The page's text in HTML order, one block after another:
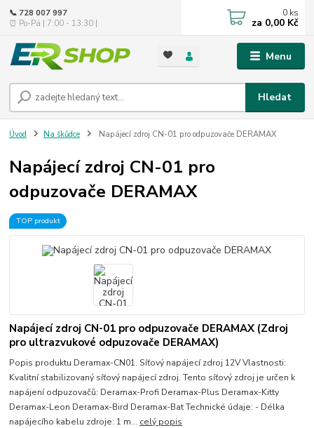
Menu
Hledat
📞 728 007 997
⏰ Po-Pá | 7:00 - 13:30 |
0 ks
za 0,00 Kč
Úvod Na škůdce Napájecí zdroj CN-01 pro odpuzovače DERAMAX
Napájecí zdroj CN-01 pro
odpuzovače DERAMAX
TOP produkt
Napájecí zdroj CN-01 pro odpuzovače DERAMAX (Zdroj
pro ultrazvukové odpuzovače DERAMAX)
Popis produktu Deramax-CN01. Síťový napájecí zdroj 12V Vlastnosti:
Kvalitní stabilizovaný síťový napájecí zdroj. Tento síťový zdroj je určen k
napájení odpuzovačů: Deramax-Profi Deramax-Plus Deramax-Kitty
Deramax-Leon Deramax-Bird Deramax-Bat Technické údaje: - Délka
napájecího kabelu zdroje: 1 m... celý popis